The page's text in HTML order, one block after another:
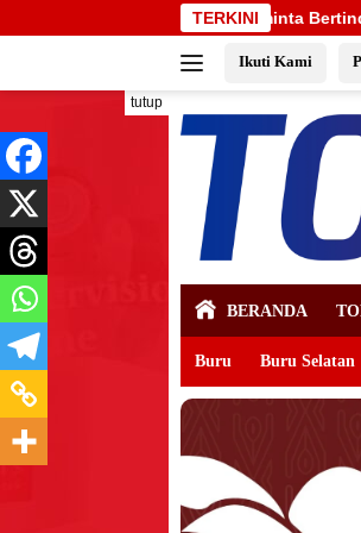
ke
TERKINI
Usai Pemalangan SD Negeri 09
Ikuti Kami
tutup
BERANDA
Buru Buru Selatan